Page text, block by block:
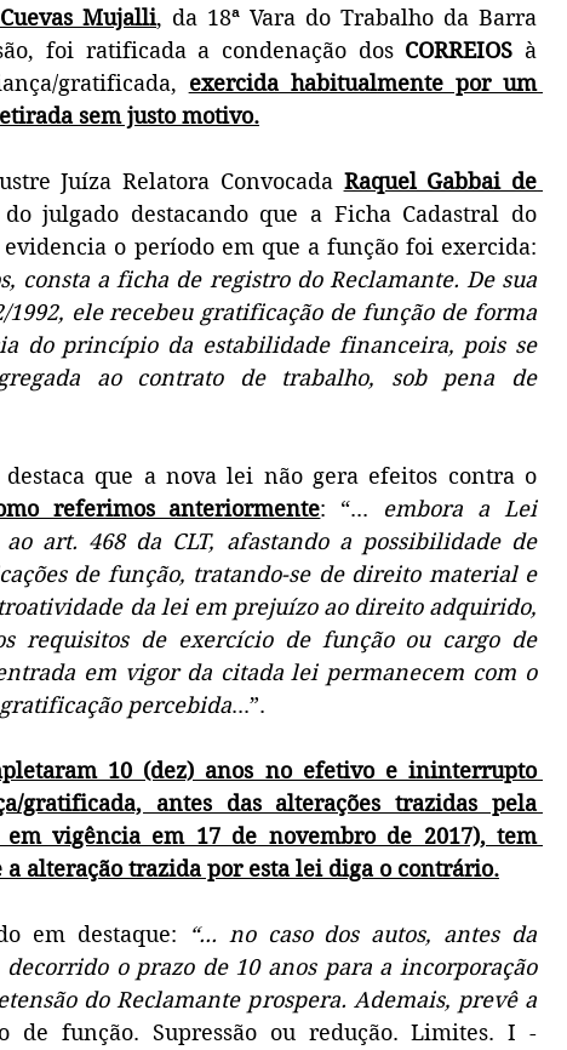
Mujalli, da 18ª Vara do Trabalho da Barra
foi ratificada a condenação dos CORREIOS à
gratificada, exercida habitualmente por um
sem justo motivo.
Juíza Relatora Convocada Raquel Gabbai de
julgado destacando que a Ficha Cadastral do
o período em que a função foi exercida:
consta a ficha de registro do Reclamante. De sua
1992, ele recebeu gratificação de função de forma
do princípio da estabilidade financeira, pois se
ao contrato de trabalho, sob pena de
que a nova lei não gera efeitos contra o
referimos anteriormente: “... embora a Lei
art. 468 da CLT, afastando a possibilidade de
de função, tratando-se de direito material e
da lei em prejuízo ao direito adquirido,
requisitos de exercício de função ou cargo de
em vigor da citada lei permanecem com o
percebida...”.
10 (dez) anos no efetivo e ininterrupto
gratificada, antes das alterações trazidas pela
vigência em 17 de novembro de 2017), tem
alteração trazida por esta lei diga o contrário.
em destaque:
“... no caso dos autos, antes da
o prazo de 10 anos para a incorporação
do Reclamante prospera. Ademais, prevê a
de função. Supressão ou redução. Limites. I -